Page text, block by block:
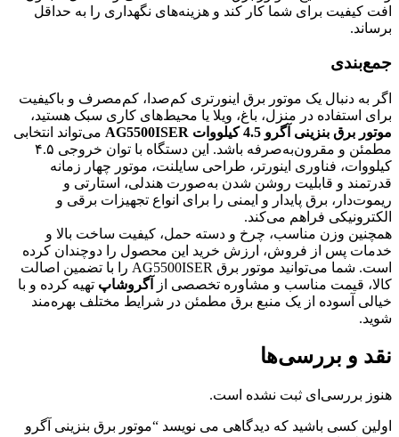
افت کیفیت برای شما کار کند و هزینه‌های نگهداری را به حداقل
برساند.
جمع‌بندی
اگر به دنبال یک موتور برق اینورتری کم‌صدا، کم‌مصرف و باکیفیت
برای استفاده در منزل، باغ، ویلا یا محیط‌های کاری سبک هستید،
موتور برق بنزینی آگرو 4.5 کیلووات AG5500ISER
می‌تواند انتخابی
مطمئن و مقرون‌به‌صرفه باشد. این دستگاه با توان خروجی ۴.۵
کیلووات، فناوری اینورتر، طراحی سایلنت، موتور چهار زمانه
قدرتمند و قابلیت روشن شدن به‌صورت هندلی، استارتی و
ریموت‌دار، برق پایدار و ایمنی را برای انواع تجهیزات برقی و
الکترونیکی فراهم می‌کند.
همچنین وزن مناسب، چرخ و دسته حمل، کیفیت ساخت بالا و
خدمات پس از فروش، ارزش خرید این محصول را دوچندان کرده
است. شما می‌توانید موتور برق AG5500ISER را با تضمین اصالت
کالا، قیمت مناسب و مشاوره تخصصی از
آگروشاپ تهیه کرده و با
خیالی آسوده از یک منبع برق مطمئن در شرایط مختلف بهره‌مند
شوید.
نقد و بررسی‌ها
هنوز بررسی‌ای ثبت نشده است.
اولین کسی باشید که دیدگاهی می نویسد “موتور برق بنزینی آگرو